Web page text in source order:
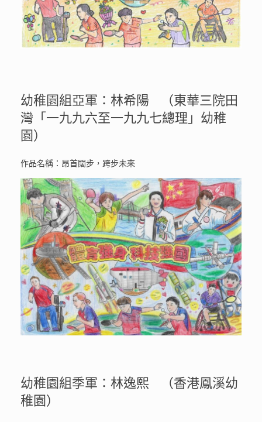
幼稚園組亞軍：林希陽 （東華三院田
灣「一九九六至一九九七總理」幼稚
園）
作品名稱：昂首闊步，跨步未來
幼稚園組季軍：林逸熙 （香港鳳溪幼
稚園）